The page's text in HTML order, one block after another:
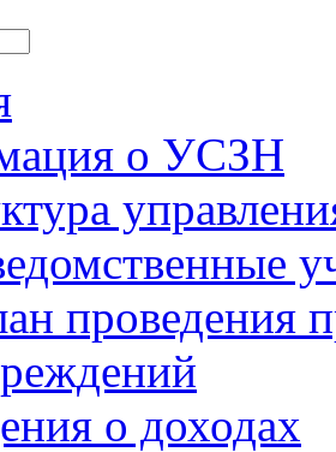
о УСЗН
проведения
о доходах